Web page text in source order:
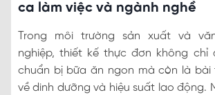
ca làm việc và ngành nghề
Trong môi trường sản xuất và
nghiệp, thiết kế thực đơn không chỉ
chuẩn bị bữa ăn ngon mà còn là bài
về dinh dưỡng và hiệu suất lao động.